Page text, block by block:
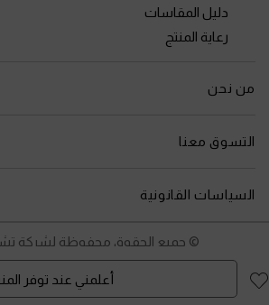
أعلمني عند توفر
دليل المقاسات
رعاية المنتج
من نحن
التسوق معنا
السياسات القانونية
© جميع الحقوق محفوظة لشركة